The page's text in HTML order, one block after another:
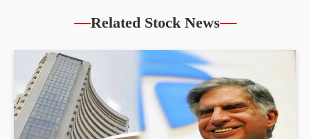
Related Stock News